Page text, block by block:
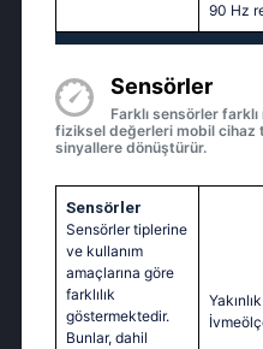
90 Hz
Sensörler
Farklı sensörler
fiziksel değerleri mobil cihaz
sinyallere dönüştürür.
Sensörler
Sensörler tiplerine
ve kullanım
amaçlarına göre
farklılık
göstermektedir.
Bunlar, dahil
Yakınlık